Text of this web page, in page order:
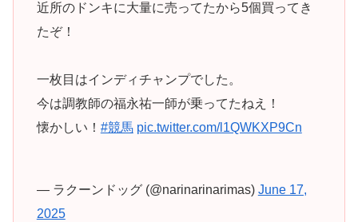
近所のドンキに大量に売ってたから5個買ってき
たぞ！
一枚目はインディチャンプでした。
今は調教師の福永祐一師が乗ってたねえ！
懐かしい！ #競馬 pic.twitter.com/l1QWKXP9Cn
— ラクーンドッグ (@narinarinarimas) June 17,
2025